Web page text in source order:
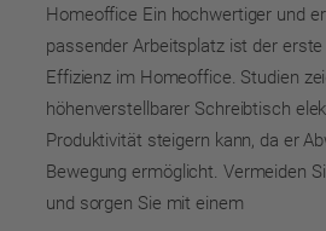
Homeoffice Ein hochwertiger und
passender Arbeitsplatz ist der
Effizienz im Homeoffice. Studien
höhenverstellbarer Schreibtisch
Produktivität steigern kann, da er
Bewegung ermöglicht. Vermeiden
und sorgen Sie mit einem